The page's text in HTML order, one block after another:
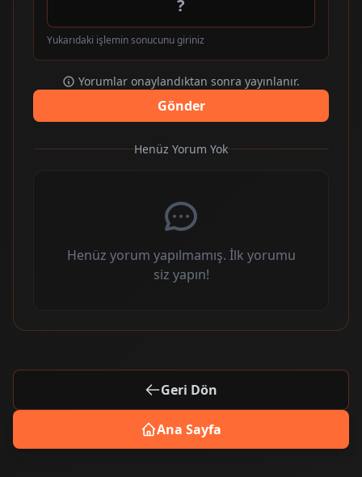
Yukarıdaki işlemin sonucunu giriniz
Yorumlar onaylandıktan sonra yayınlanır.
Gönder
Henüz Yorum Yok
Henüz yorum yapılmamış. İlk yorumu
siz yapın!
Geri Dön
Ana Sayfa